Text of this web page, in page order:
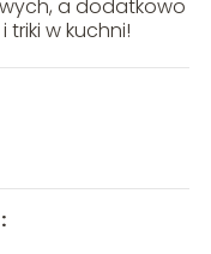
a dodatkowo
w kuchni!